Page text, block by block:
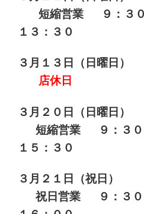
短縮営業 ９：３０
１３：３０
３月１３日（日曜日）
店休日
３月２０日（日曜日）
短縮営業 ９：３０
１５：３０
３月２１日（祝日）
祝日営業 ９：３０